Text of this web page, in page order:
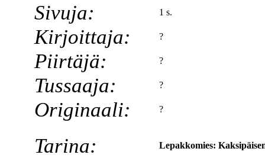
Sivuja: 1 s.
Kirjoittaja: ?
Piirtäjä: ?
Tussaaja: ?
Originaali: ?
Tarina: Lepakkomies: